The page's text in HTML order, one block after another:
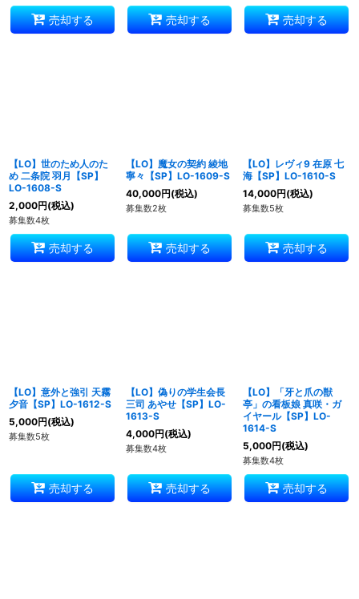
売却する 売却する 売却する
【LO】世のため人のた
め 二条院 羽月【SP】
LO-1608-S
2,000円(税込)
募集数4枚
売却する
【LO】魔女の契約 綾地
寧々【SP】LO-1609-S
40,000円(税込)
募集数2枚
売却する
【LO】レヴィ9 在原 七
海【SP】LO-1610-S
14,000円(税込)
募集数5枚
売却する
【LO】意外と強引 天霧
夕音【SP】LO-1612-S
5,000円(税込)
募集数5枚
売却する
【LO】偽りの学生会長
三司 あやせ【SP】LO-
1613-S
4,000円(税込)
募集数4枚
売却する
【LO】「牙と爪の獣
亭」の看板娘 真咲・ガ
イヤール【SP】LO-
1614-S
5,000円(税込)
募集数4枚
売却する